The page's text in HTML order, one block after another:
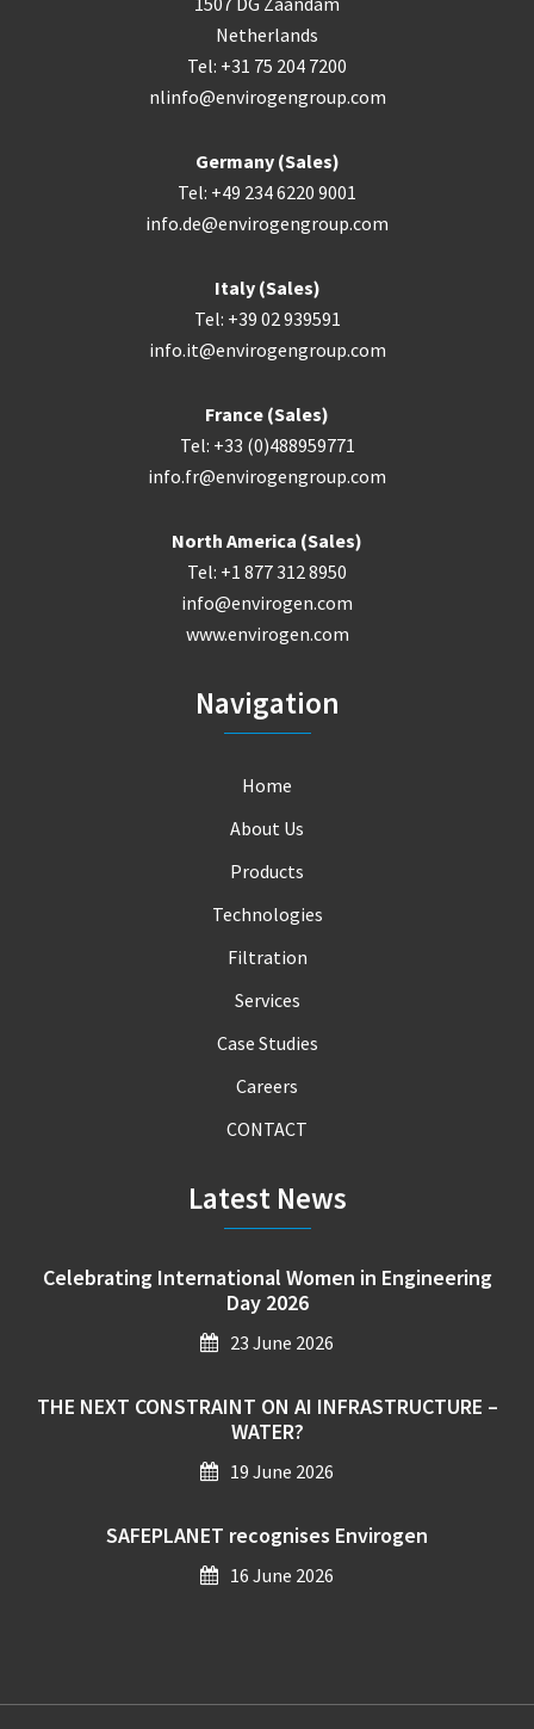
Netherlands
Tel: +31 75 204 7200
nlinfo@envirogengroup.com
Germany (Sales)
Tel: +49 234 6220 9001
info.de@envirogengroup.com
Italy (Sales)
Tel: +39 02 939591
info.it@envirogengroup.com
France (Sales)
Tel: +33 (0)488959771
info.fr@envirogengroup.com
North America (Sales)
Tel: +1 877 312 8950
info@envirogen.com
www.envirogen.com
Navigation
Home
About Us
Products
Technologies
Filtration
Services
Case Studies
Careers
CONTACT
Latest News
Celebrating International Women in Engineering
Day 2026
23 June 2026
THE NEXT CONSTRAINT ON AI INFRASTRUCTURE –
WATER?
19 June 2026
SAFEPLANET recognises Envirogen
16 June 2026